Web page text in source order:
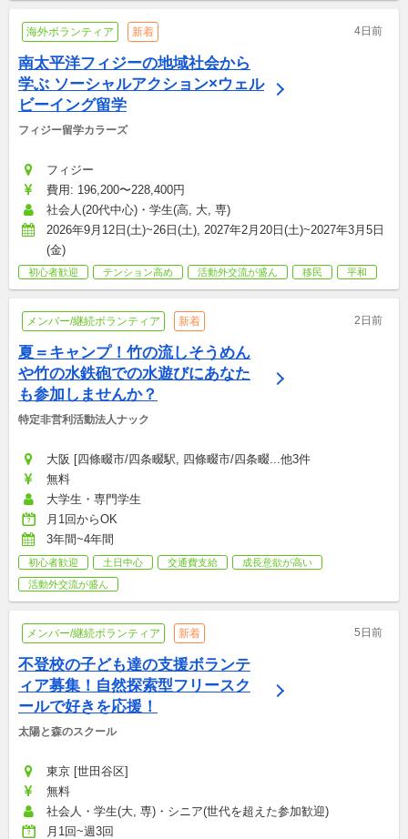
海外ボランティア 新着 4日前
南太平洋フィジーの地域社会から
学ぶ ソーシャルアクション×ウェル
ビーイング留学
フィジー留学カラーズ
フィジー
費用: 196,200〜228,400円
社会人(20代中心)・学生(高, 大, 専)
2026年9月12日(土)~26日(土), 2027年2月20日(土)~2027年3月5日
(金)
初心者歓迎 テンション高め 活動外交流が盛ん 移民 平和
メンバー/継続ボランティア 新着 2日前
夏＝キャンプ！竹の流しそうめん
や竹の水鉄砲での水遊びにあなた
も参加しませんか？
特定非営利活動法人ナック
大阪 [四條畷市/四条畷駅, 四條畷市/四条畷...他3件
無料
大学生・専門学生
月1回からOK
3年間~4年間
初心者歓迎 土日中心 交通費支給
成長意欲が高い
活動外交流が盛ん
メンバー/継続ボランティア 新着 5日前
不登校の子ども達の支援ボランテ
ィア募集！自然探索型フリースク
ールで好きを応援！
太陽と森のスクール
東京 [世田谷区]
無料
社会人・学生(大, 専)・シニア(世代を超えた参加歓迎)
月1回~週3回